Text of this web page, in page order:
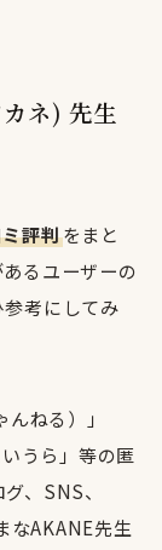
ネ) 先生
評判をまと
るユーザーの
考にしてみ
ねる）」
うら」等の匿
、SNS、
なAKANE先生